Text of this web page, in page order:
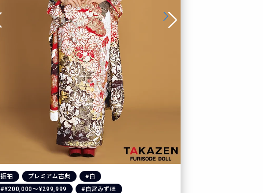
振袖 プレミアム古典
#白
#¥200,000〜¥299,999
#白宮みずほ